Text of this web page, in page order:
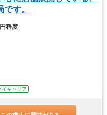
す。
程度
イキャリア